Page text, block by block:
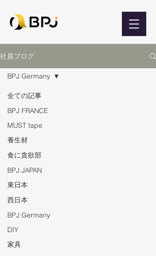
社員ブログ
全ての記事
BPJ FRANCE
MUST tape
養生材
食に貪欲部
BPJ JAPAN
東日本
西日本
BPJ Germany
DIY
家具
BPJ Germany